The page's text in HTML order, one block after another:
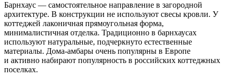
Барнхаус — самостоятельное направление в загородной
архитектуре. В конструкции не используют свесы кровли. У
коттеджей лаконичная прямоугольная форма,
минималистичная отделка. Традиционно в барнхаусах
используют натуральные, подчеркнуто естественные
материалы. Дома-амбары очень популярны в Европе
и активно набирают популярность в российских коттеджных
поселках.